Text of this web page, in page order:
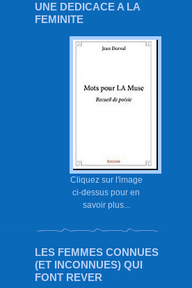
UNE DEDICACE A LA
FEMINITE
Cliquez sur l'image
ci-dessus pour en
savoir plus...
LES FEMMES CONNUES
(ET INCONNUES) QUI
FONT REVER